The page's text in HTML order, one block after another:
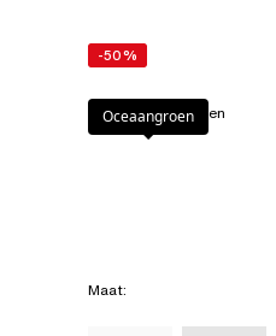
-50%
Kleur:Oceaangroen
Oceaangroen
Maat: